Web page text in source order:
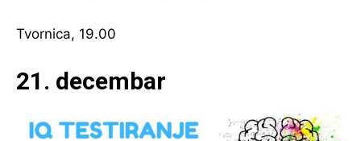
Tvornica, 19.00
21. decembar